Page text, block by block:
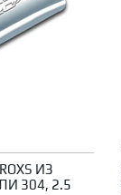
ИЗ
304, 2.5